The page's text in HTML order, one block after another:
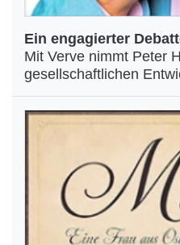
Ein engagierter
Mit Verve nimmt Peter
gesellschaftlichen